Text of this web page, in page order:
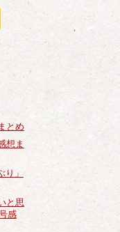
とめ
想ま
」
と思
感